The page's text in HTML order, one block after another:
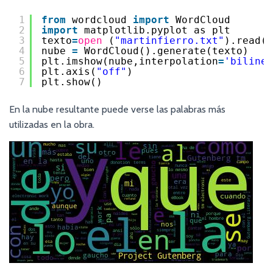
1
2
3
4
5
6
7
from wordcloud import WordCloud
import matplotlib.pyplot as plt
texto=open ( "martinfierro.txt" ).read()
nube = WordCloud().generate(texto)
plt.imshow(nube,interpolation=
plt.axis( "off" )
plt.show()
En la nube resultante puede verse las palabras más
utilizadas en la obra.